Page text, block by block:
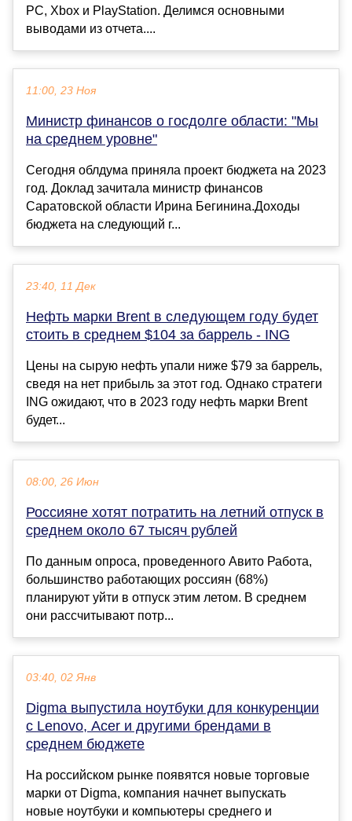
PC, Xbox и PlayStation. Делимся основными
выводами из отчета....
11:00, 23 Ноя
Министр финансов о госдолге области: "Мы
на среднем уровне"
Сегодня облдума приняла проект бюджета на 2023
год. Доклад зачитала министр финансов
Саратовской области Ирина Бегинина.Доходы
бюджета на следующий г...
23:40, 11 Дек
Нефть марки Brent в следующем году будет
стоить в среднем $104 за баррель - ING
Цены на сырую нефть упали ниже $79 за баррель,
сведя на нет прибыль за этот год. Однако стратеги
ING ожидают, что в 2023 году нефть марки Brent
будет...
08:00, 26 Июн
Россияне хотят потратить на летний отпуск в
среднем около 67 тысяч рублей
По данным опроса, проведенного Авито Работа,
большинство работающих россиян (68%)
планируют уйти в отпуск этим летом. В среднем
они рассчитывают потр...
03:40, 02 Янв
Digma выпустила ноутбуки для конкуренции
с Lenovo, Acer и другими брендами в
среднем бюджете
На российском рынке появятся новые торговые
марки от Digma, компания начнет выпускать
новые ноутбуки и компьютеры среднего и